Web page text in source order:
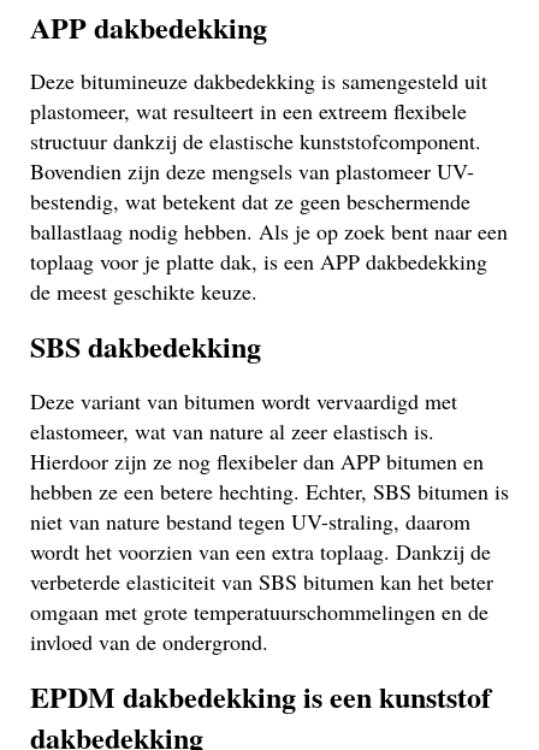
APP dakbedekking
Deze bitumineuze dakbedekking is samengesteld uit
plastomeer, wat resulteert in een extreem flexibele
structuur dankzij de elastische kunststofcomponent.
Bovendien zijn deze mengsels van plastomeer UV-
bestendig, wat betekent dat ze geen beschermende
ballastlaag nodig hebben. Als je op zoek bent naar een
toplaag voor je platte dak, is een APP dakbedekking
de meest geschikte keuze.
SBS dakbedekking
Deze variant van bitumen wordt vervaardigd met
elastomeer, wat van nature al zeer elastisch is.
Hierdoor zijn ze nog flexibeler dan APP bitumen en
hebben ze een betere hechting. Echter, SBS bitumen is
niet van nature bestand tegen UV-straling, daarom
wordt het voorzien van een extra toplaag. Dankzij de
verbeterde elasticiteit van SBS bitumen kan het beter
omgaan met grote temperatuurschommelingen en de
invloed van de ondergrond.
EPDM dakbedekking is een kunststof
dakbedekking